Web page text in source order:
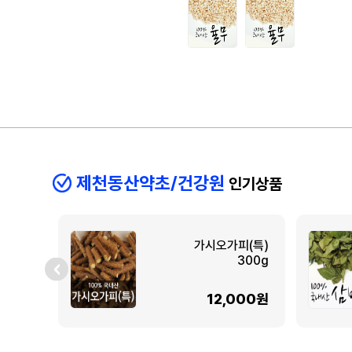
제천동산약초/건강원 인기상품
가시오가피(특)
300g
12,000원